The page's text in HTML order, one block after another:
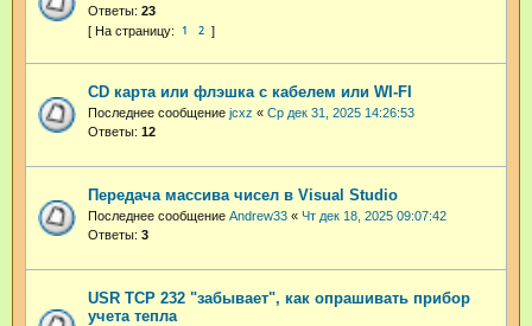
Ответы: 23
1 2
CD карта или флэшка с кабелем или WI-FI
Последнее сообщение jcxz « Ср дек 31, 2025 14:26:53
Ответы: 12
Передача массива чисел в Visual Studio
Последнее сообщение Andrew33 « Чт дек 18, 2025 09:07:42
Ответы: 3
USR TCP 232 "забывает", как опрашивать прибор
учета тепла